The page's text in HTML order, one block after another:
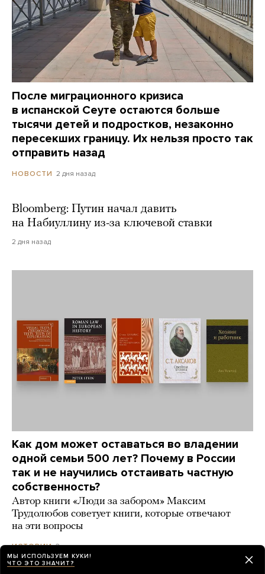
После миграционного кризиса
в испанской Сеуте остаются больше
тысячи детей и подростков, незаконно
пересекших границу. Их нельзя просто так
отправить назад
НОВОСТИ 2 дня назад
Bloomberg: Путин начал давить
на Набиуллину из-за ключевой ставки
2 дня назад
Как дом может оставаться во владении
одной семьи 500 лет? Почему в России
так и не научились отстаивать частную
собственность?
Автор книги «Люди за забором» Максим
Трудолюбов советует книги, которые отвечают
на эти вопросы
ИСТОРИИ 2 дня назад
МЫ ИСПОЛЬЗУЕМ КУКИ!
ЧТО ЭТО ЗНАЧИТ?